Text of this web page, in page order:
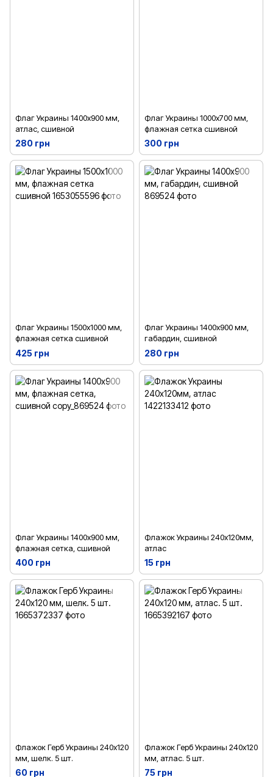
Флаг Украины 1400х900 мм,
атлас, сшивной
280 грн
Флаг Украины 1000х700 мм,
флажная сетка сшивной
300 грн
Флаг Украины 1500х1000 мм,
флажная сетка сшивной
425 грн
Флаг Украины 1400х900 мм,
габардин, сшивной
280 грн
Флаг Украины 1400х900 мм,
флажная сетка, сшивной
400 грн
Флажок Украины 240х120мм,
атлас
15 грн
Флажок Герб Украины 240х120
мм, шелк. 5 шт.
60 грн
Флажок Герб Украины 240х120
мм, атлас. 5 шт.
75 грн